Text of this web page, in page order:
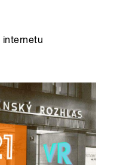
internetu